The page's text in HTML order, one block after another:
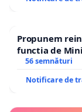
activităților;
consumării
altor activități
Propunem
functia de
56 semnături
Notificare de